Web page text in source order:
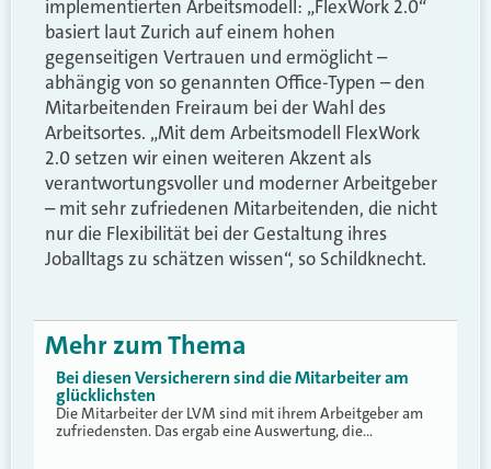
implementierten Arbeitsmodell: „FlexWork 2.0“
basiert laut Zurich auf einem hohen
gegenseitigen Vertrauen und ermöglicht –
abhängig von so genannten Office-Typen – den
Mitarbeitenden Freiraum bei der Wahl des
Arbeitsortes. „Mit dem Arbeitsmodell FlexWork
2.0 setzen wir einen weiteren Akzent als
verantwortungsvoller und moderner Arbeitgeber
– mit sehr zufriedenen Mitarbeitenden, die nicht
nur die Flexibilität bei der Gestaltung ihres
Joballtags zu schätzen wissen“, so Schildknecht.
Mehr zum Thema
Bei diesen Versicherern sind die Mitarbeiter am
glücklichsten
Die Mitarbeiter der LVM sind mit ihrem Arbeitgeber am
zufriedensten. Das ergab eine Auswertung, die…